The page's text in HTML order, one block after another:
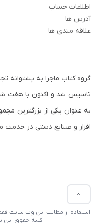
اطلاعات حساب
آدرس ها
علاقه مندی ها
تاسیس شد و اکنون با هفت
به عنوان یکی از بزرگترین
افزار و صنایع دستی در خدمت
استفاده از مطالب این وب سایت
کلیه حقوق این